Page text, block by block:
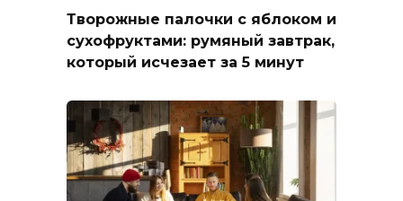
Творожные палочки с яблоком и
сухофруктами: румяный завтрак,
который исчезает за 5 минут